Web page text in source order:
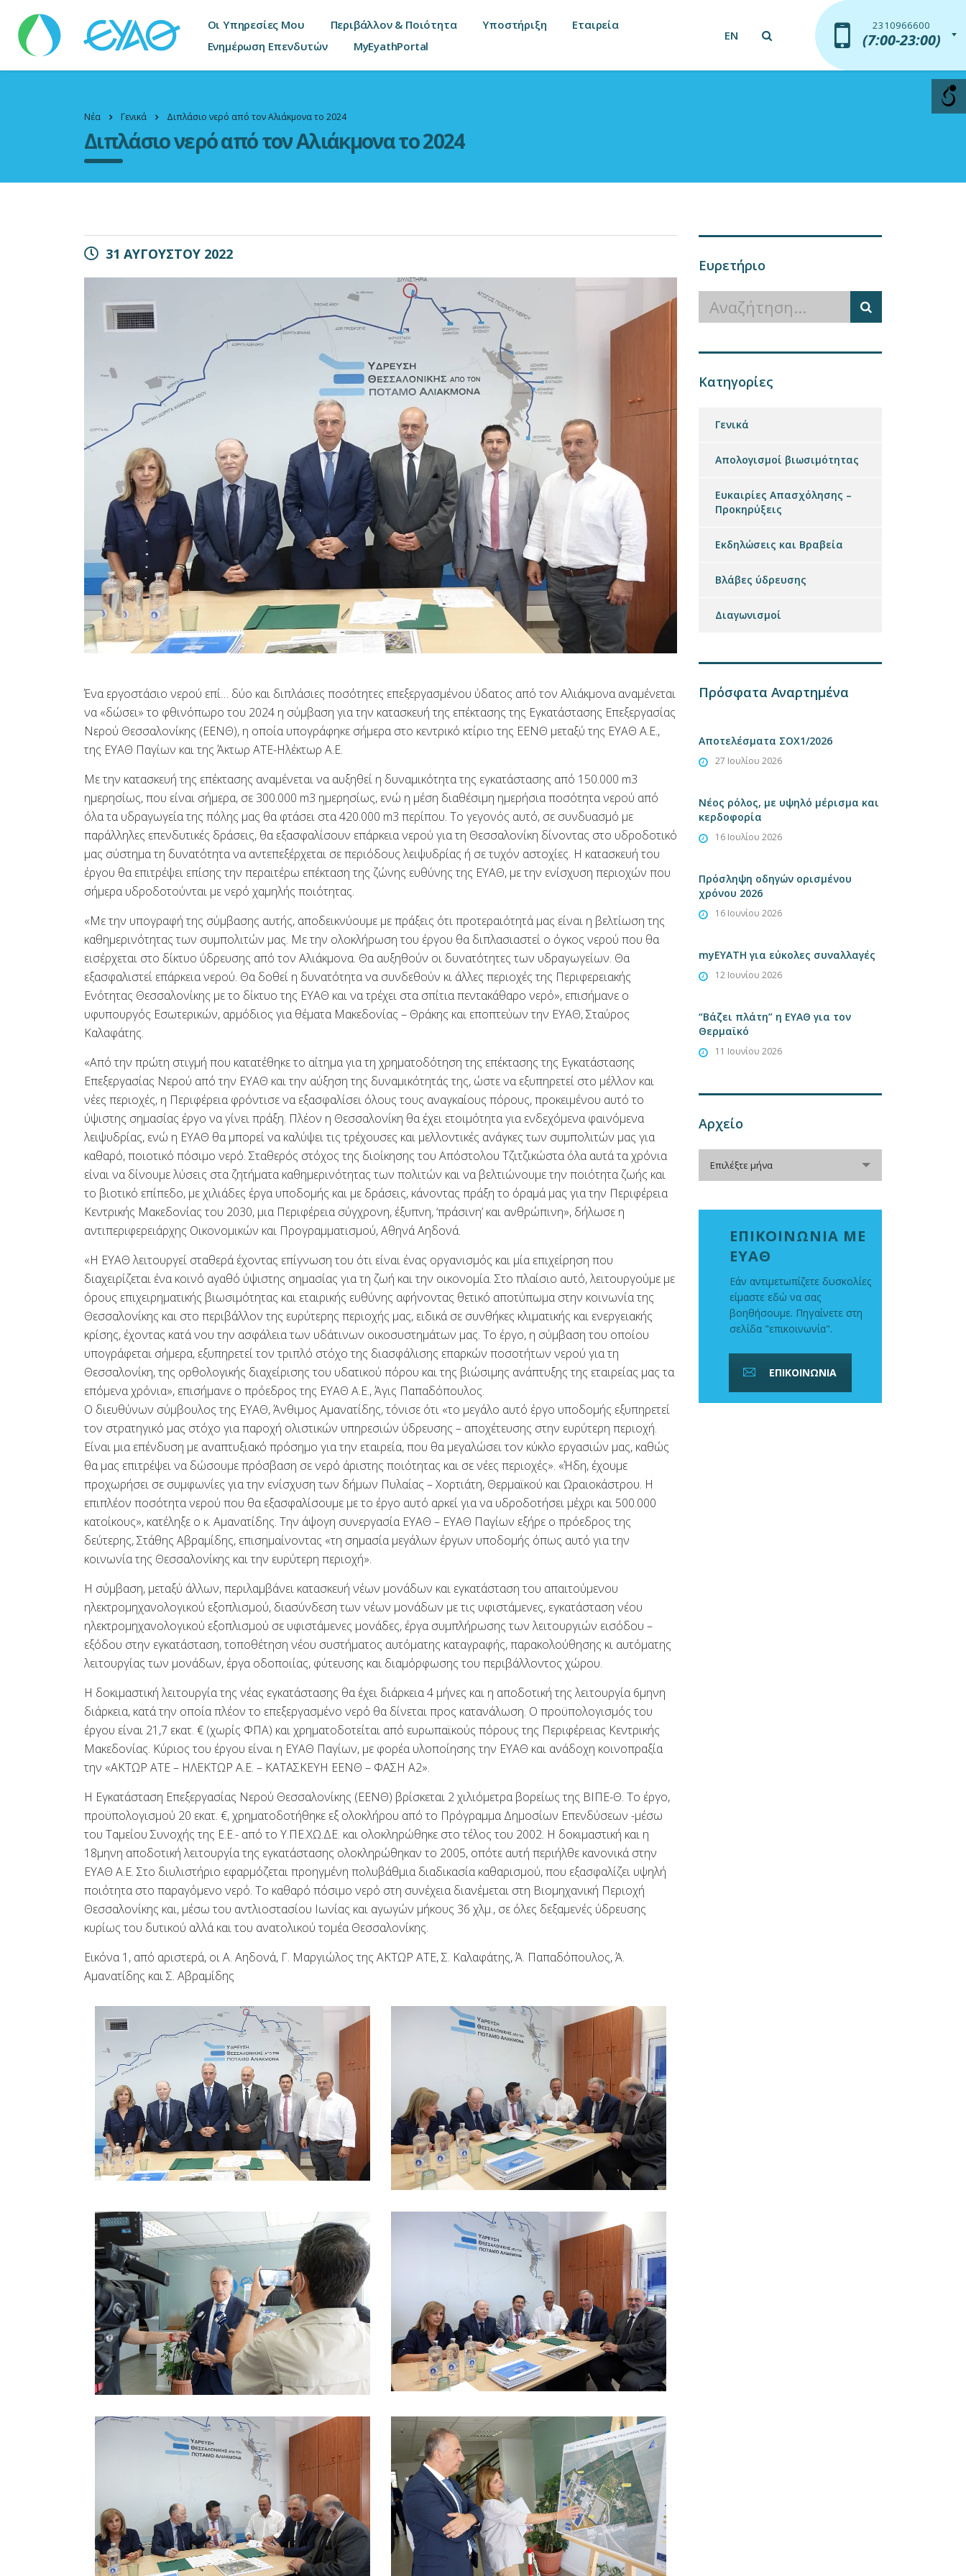
Οι Υπηρεσίες Μου Περιβάλλον & Ποιότητα Υποστήριξη
Εταιρεία
Ενημέρωση Επενδυτών
MyEyathPortal
EN
2310966600
(7:00-23:00)
2310966600
(7:00-23:00)
Νέα Γενικά Διπλάσιο νερό από τον Αλιάκμονα το 2024
Διπλάσιο νερό από τον Αλιάκμονα το 2024
31 ΑΥΓΟΥΣΤΟΥ 2022
Ένα εργοστάσιο νερού επί… δύο και διπλάσιες ποσότητες επεξεργασμένου ύδατος από τον Αλιάκμονα αναμένεται
να «δώσει» το φθινόπωρο του 2024 η σύμβαση για την κατασκευή της επέκτασης της Εγκατάστασης Επεξεργασίας
Νερού Θεσσαλονίκης (ΕΕΝΘ), η οποία υπογράφηκε σήμερα στο κεντρικό κτίριο της ΕΕΝΘ μεταξύ της ΕΥΑΘ Α.Ε.,
της ΕΥΑΘ Παγίων και της Άκτωρ ΑΤΕ-Ηλέκτωρ Α.Ε.
Με την κατασκευή της επέκτασης αναμένεται να αυξηθεί η δυναμικότητα της εγκατάστασης από 150.000 m3
ημερησίως, που είναι σήμερα, σε 300.000 m3 ημερησίως, ενώ η μέση διαθέσιμη ημερήσια ποσότητα νερού από
όλα τα υδραγωγεία της πόλης μας θα φτάσει στα 420.000 m3 περίπου. Το γεγονός αυτό, σε συνδυασμό με
παράλληλες επενδυτικές δράσεις, θα εξασφαλίσουν επάρκεια νερού για τη Θεσσαλονίκη δίνοντας στο υδροδοτικό
μας σύστημα τη δυνατότητα να αντεπεξέρχεται σε περιόδους λειψυδρίας ή σε τυχόν αστοχίες. Η κατασκευή του
έργου θα επιτρέψει επίσης την περαιτέρω επέκταση της ζώνης ευθύνης της ΕΥΑΘ, με την ενίσχυση περιοχών που
σήμερα υδροδοτούνται με νερό χαμηλής ποιότητας.
«Με την υπογραφή της σύμβασης αυτής, αποδεικνύουμε με πράξεις ότι προτεραιότητά μας είναι η βελτίωση της
καθημερινότητας των συμπολιτών μας. Με την ολοκλήρωση του έργου θα διπλασιαστεί ο όγκος νερού που θα
εισέρχεται στο δίκτυο ύδρευσης από τον Αλιάκμονα. Θα αυξηθούν οι δυνατότητες των υδραγωγείων. Θα
εξασφαλιστεί επάρκεια νερού. Θα δοθεί η δυνατότητα να συνδεθούν κι άλλες περιοχές της Περιφερειακής
Ενότητας Θεσσαλονίκης με το δίκτυο της ΕΥΑΘ και να τρέχει στα σπίτια πεντακάθαρο νερό», επισήμανε ο
υφυπουργός Εσωτερικών, αρμόδιος για θέματα Μακεδονίας – Θράκης και εποπτεύων την ΕΥΑΘ, Σταύρος
Καλαφάτης.
«Από την πρώτη στιγμή που κατατέθηκε το αίτημα για τη χρηματοδότηση της επέκτασης της Εγκατάστασης
Επεξεργασίας Νερού από την ΕΥΑΘ και την αύξηση της δυναμικότητάς της, ώστε να εξυπηρετεί στο μέλλον και
νέες περιοχές, η Περιφέρεια φρόντισε να εξασφαλίσει όλους τους αναγκαίους πόρους, προκειμένου αυτό το
ύψιστης σημασίας έργο να γίνει πράξη. Πλέον η Θεσσαλονίκη θα έχει ετοιμότητα για ενδεχόμενα φαινόμενα
λειψυδρίας, ενώ η ΕΥΑΘ θα μπορεί να καλύψει τις τρέχουσες και μελλοντικές ανάγκες των συμπολιτών μας για
καθαρό, ποιοτικό πόσιμο νερό. Σταθερός στόχος της διοίκησης του Απόστολου Τζιτζικώστα όλα αυτά τα χρόνια
είναι να δίνουμε λύσεις στα ζητήματα καθημερινότητας των πολιτών και να βελτιώνουμε την ποιότητα ζωής και
το βιοτικό επίπεδο, με χιλιάδες έργα υποδομής και με δράσεις, κάνοντας πράξη το όραμά μας για την Περιφέρεια
Κεντρικής Μακεδονίας του 2030, μια Περιφέρεια σύγχρονη, έξυπνη, ‘πράσινη’ και ανθρώπινη», δήλωσε η
αντιπεριφερειάρχης Οικονομικών και Προγραμματισμού, Αθηνά Αηδονά.
«Η ΕΥΑΘ λειτουργεί σταθερά έχοντας επίγνωση του ότι είναι ένας οργανισμός και μία επιχείρηση που
διαχειρίζεται ένα κοινό αγαθό ύψιστης σημασίας για τη ζωή και την οικονομία. Στο πλαίσιο αυτό, λειτουργούμε με
όρους επιχειρηματικής βιωσιμότητας και εταιρικής ευθύνης αφήνοντας θετικό αποτύπωμα στην κοινωνία της
Θεσσαλονίκης και στο περιβάλλον της ευρύτερης περιοχής μας, ειδικά σε συνθήκες κλιματικής και ενεργειακής
κρίσης, έχοντας κατά νου την ασφάλεια των υδάτινων οικοσυστημάτων μας. Το έργο, η σύμβαση του οποίου
υπογράφεται σήμερα, εξυπηρετεί τον τριπλό στόχο της διασφάλισης επαρκών ποσοτήτων νερού για τη
Θεσσαλονίκη, της ορθολογικής διαχείρισης του υδατικού πόρου και της βιώσιμης ανάπτυξης της εταιρείας μας τα
επόμενα χρόνια», επισήμανε ο πρόεδρος της ΕΥΑΘ Α.Ε., Άγις Παπαδόπουλος.
Ο διευθύνων σύμβουλος της ΕΥΑΘ, Άνθιμος Αμανατίδης, τόνισε ότι «το μεγάλο αυτό έργο υποδομής εξυπηρετεί
τον στρατηγικό μας στόχο για παροχή ολιστικών υπηρεσιών ύδρευσης – αποχέτευσης στην ευρύτερη περιοχή.
Είναι μια επένδυση με αναπτυξιακό πρόσημο για την εταιρεία, που θα μεγαλώσει τον κύκλο εργασιών μας, καθώς
θα μας επιτρέψει να δώσουμε πρόσβαση σε νερό άριστης ποιότητας και σε νέες περιοχές». «Ήδη, έχουμε
προχωρήσει σε συμφωνίες για την ενίσχυση των δήμων Πυλαίας – Χορτιάτη, Θερμαϊκού και Ωραιοκάστρου. Η
επιπλέον ποσότητα νερού που θα εξασφαλίσουμε με το έργο αυτό αρκεί για να υδροδοτήσει μέχρι και 500.000
κατοίκους», κατέληξε ο κ. Αμανατίδης. Την άψογη συνεργασία ΕΥΑΘ – ΕΥΑΘ Παγίων εξήρε ο πρόεδρος της
δεύτερης, Στάθης Αβραμίδης, επισημαίνοντας «τη σημασία μεγάλων έργων υποδομής όπως αυτό για την
κοινωνία της Θεσσαλονίκης και την ευρύτερη περιοχή».
Η σύμβαση, μεταξύ άλλων, περιλαμβάνει κατασκευή νέων μονάδων και εγκατάσταση του απαιτούμενου
ηλεκτρομηχανολογικού εξοπλισμού, διασύνδεση των νέων μονάδων με τις υφιστάμενες, εγκατάσταση νέου
ηλεκτρομηχανολογικού εξοπλισμού σε υφιστάμενες μονάδες, έργα συμπλήρωσης των λειτουργιών εισόδου –
εξόδου στην εγκατάσταση, τοποθέτηση νέου συστήματος αυτόματης καταγραφής, παρακολούθησης κι αυτόματης
λειτουργίας των μονάδων, έργα οδοποιίας, φύτευσης και διαμόρφωσης του περιβάλλοντος χώρου.
Η δοκιμαστική λειτουργία της νέας εγκατάστασης θα έχει διάρκεια 4 μήνες και η αποδοτική της λειτουργία 6μηνη
διάρκεια, κατά την οποία πλέον το επεξεργασμένο νερό θα δίνεται προς κατανάλωση. Ο προϋπολογισμός του
έργου είναι 21,7 εκατ. € (χωρίς ΦΠΑ) και χρηματοδοτείται από ευρωπαϊκούς πόρους της Περιφέρειας Κεντρικής
Μακεδονίας. Κύριος του έργου είναι η ΕΥΑΘ Παγίων, με φορέα υλοποίησης την ΕΥΑΘ και ανάδοχη κοινοπραξία
την «ΑΚΤΩΡ ΑΤΕ – ΗΛΕΚΤΩΡ Α.Ε. – ΚΑΤΑΣΚΕΥΗ ΕΕΝΘ – ΦΑΣΗ Α2».
Η Εγκατάσταση Επεξεργασίας Νερού Θεσσαλονίκης (ΕΕΝΘ) βρίσκεται 2 χιλιόμετρα βορείως της ΒΙΠΕ-Θ. Το έργο,
προϋπολογισμού 20 εκατ. €, χρηματοδοτήθηκε εξ ολοκλήρου από το Πρόγραμμα Δημοσίων Επενδύσεων -μέσω
του Ταμείου Συνοχής της Ε.Ε.- από το Υ.ΠΕ.ΧΩ.ΔΕ. και ολοκληρώθηκε στο τέλος του 2002. Η δοκιμαστική και η
18μηνη αποδοτική λειτουργία της εγκατάστασης ολοκληρώθηκαν το 2005, οπότε αυτή περιήλθε κανονικά στην
ΕΥΑΘ Α.Ε. Στο διυλιστήριο εφαρμόζεται προηγμένη πολυβάθμια διαδικασία καθαρισμού, που εξασφαλίζει υψηλή
ποιότητα στο παραγόμενο νερό. Το καθαρό πόσιμο νερό στη συνέχεια διανέμεται στη Βιομηχανική Περιοχή
Θεσσαλονίκης και, μέσω του αντλιοστασίου Ιωνίας και αγωγών μήκους 36 χλμ., σε όλες δεξαμενές ύδρευσης
κυρίως του δυτικού αλλά και του ανατολικού τομέα Θεσσαλονίκης.
Εικόνα 1, από αριστερά, οι Α. Αηδονά, Γ. Μαργιώλος της ΑΚΤΩΡ ΑΤΕ, Σ. Καλαφάτης, Ά. Παπαδόπουλος, Ά.
Αμανατίδης και Σ. Αβραμίδης
Ευρετήριο
Κατηγορίες
Γενικά
Απολογισμοί βιωσιμότητας
Ευκαιρίες Απασχόλησης –
Προκηρύξεις
Εκδηλώσεις και Βραβεία
Βλάβες ύδρευσης
Διαγωνισμοί
Πρόσφατα Αναρτημένα
Αποτελέσματα ΣΟΧ1/2026
27 Ιουλίου 2026
Νέος ρόλος, με υψηλό μέρισμα και
κερδοφορία
16 Ιουλίου 2026
Πρόσληψη οδηγών ορισμένου
χρόνου 2026
16 Ιουνίου 2026
myEYATH για εύκολες συναλλαγές
12 Ιουνίου 2026
“Βάζει πλάτη” η ΕΥΑΘ για τον
Θερμαϊκό
11 Ιουνίου 2026
Αρχείο
Επιλέξτε μήνα
ΕΠΙΚΟΙΝΩΝΙΑ ΜΕ
ΕΥΑΘ
Εάν αντιμετωπίζετε δυσκολίες
είμαστε εδώ να σας
βοηθήσουμε. Πηγαίνετε στη
σελίδα "επικοινωνία".
ΕΠΙΚΟΙΝΩΝΙΑ